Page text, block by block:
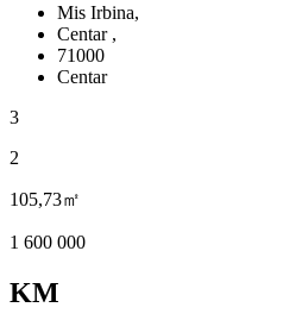
Mis Irbina,
Centar ,
71000
Centar
3
2
105,73㎡
1 600 000
KM